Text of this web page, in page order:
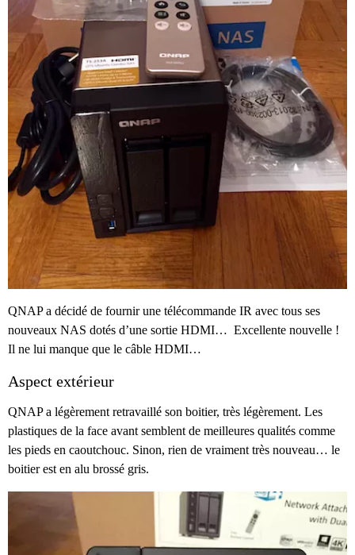
QNAP a décidé de fournir une télécommande IR avec tous ses
nouveaux NAS dotés d’une sortie HDMI… Excellente nouvelle !
Il ne lui manque que le câble HDMI…
Aspect extérieur
QNAP a légèrement retravaillé son boitier, très légèrement. Les
plastiques de la face avant semblent de meilleures qualités comme
les pieds en caoutchouc. Sinon, rien de vraiment très nouveau… le
boitier est en alu brossé gris.